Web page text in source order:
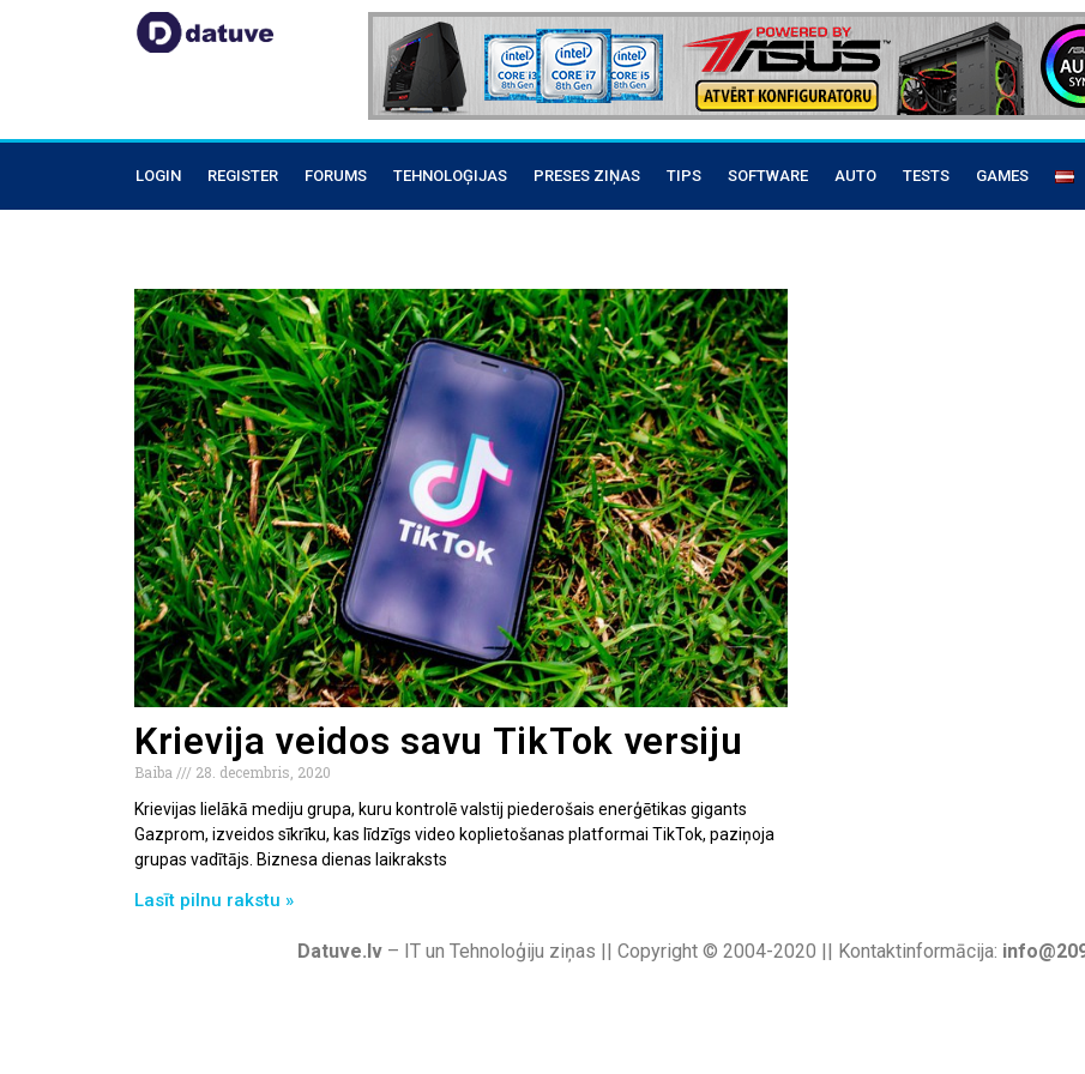
LOGIN REGISTER FORUMS TEHNOLOĢIJAS PRESES ZIŅAS TIPS SOFTWARE AUTO TESTS GAMES
Krievija veidos savu TikTok versiju
Baiba
28. decembris, 2020
Krievijas lielākā mediju grupa, kuru kontrolē valstij piederošais enerģētikas gigants
Gazprom, izveidos sīkrīku, kas līdzīgs video koplietošanas platformai TikTok, paziņoja
grupas vadītājs. Biznesa dienas laikraksts
Lasīt pilnu rakstu »
Datuve.lv – IT un Tehnoloģiju ziņas || Copyright © 2004-2020 || Kontaktinformācija: